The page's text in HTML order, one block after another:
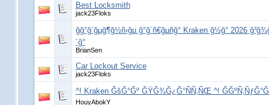
Best Locksmith
jack23Floks
ğğ°ğ´ğµğ¶ğ½ñ‹ğµ ğ°ğ´ñ€ğµñğ° Kraken ğ½ğ° 2026
´ğ°
BrianSen
Car Lockout Service
jack23Floks
^! Kraken ĞšĞ°Ğº ĞŸĞ¾Ğ¿Ğ°ÑÑ‚ÑŒ ^!
HouyAbokY